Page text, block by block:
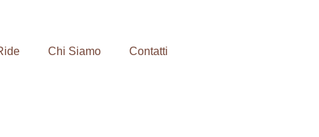
Chi Siamo Contatti